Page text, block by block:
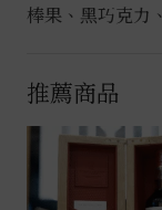
棒果、黑巧克力
推薦商品